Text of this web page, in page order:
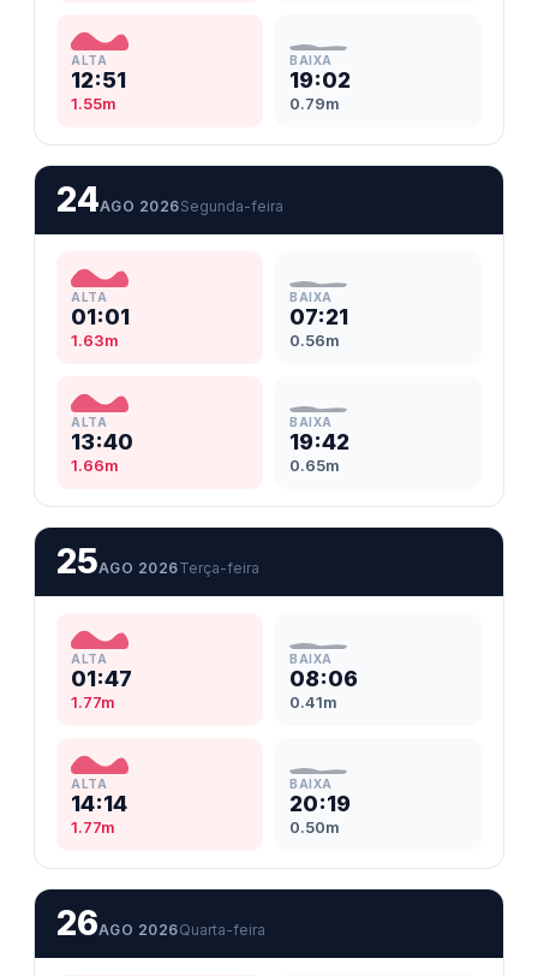
ALTA
12:51
1.55m
BAIXA
19:02
0.79m
24AGO 2026Segunda-feira
ALTA
01:01
1.63m
BAIXA
07:21
0.56m
ALTA
13:40
1.66m
BAIXA
19:42
0.65m
25AGO 2026Terça-feira
ALTA
01:47
1.77m
BAIXA
08:06
0.41m
ALTA
14:14
1.77m
BAIXA
20:19
0.50m
26AGO 2026Quarta-feira